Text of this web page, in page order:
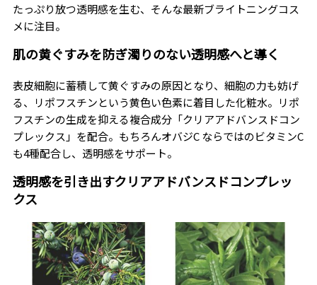
たっぷり放つ透明感を生む、そんな最新ブライトニングコス
メに注目。
肌の黄ぐすみを防ぎ濁りのない透明感へと導く
表皮細胞に蓄積して黄ぐすみの原因となり、細胞の力も妨げ
る、リポフスチンという黄色い色素に着目した化粧水。リポ
フスチンの生成を抑える複合成分「クリアアドバンスドコン
プレックス」を配合。もちろんオバジC ならではのビタミンC
も4種配合し、透明感をサポート。
透明感を引き出すクリアアドバンスドコンプレッ
クス